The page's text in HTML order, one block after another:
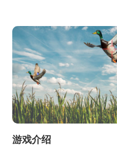
游戏介绍